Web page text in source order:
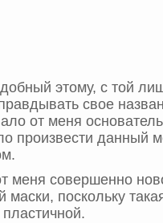
этому, с той
свое
от меня
произвести данный
меня совершенно
маски, поскольку